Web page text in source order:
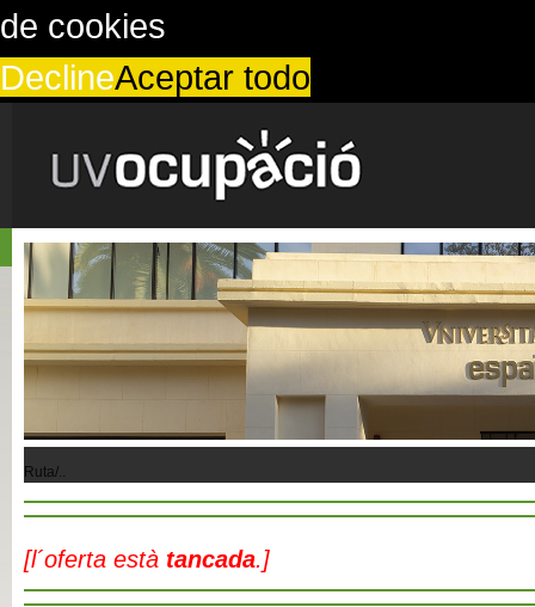
de cookies
DeclineAceptar todo
Ruta/..
[l´oferta està tancada.]